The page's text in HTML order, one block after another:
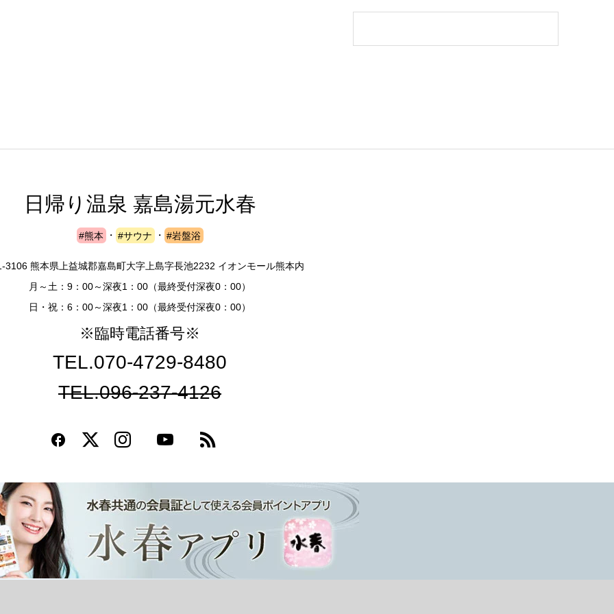
日帰り温泉 嘉島湯元水春
#熊本 ・ #サウナ ・ #岩盤浴
3106 熊本県上益城郡嘉島町大字上島字長池2232 イオンモール熊本内
月～土：9：00～深夜1：00（最終受付深夜0：00）
日・祝：6：00～深夜1：00（最終受付深夜0：00）
※臨時電話番号※
TEL.070-4729-8480
TEL.096-237-4126